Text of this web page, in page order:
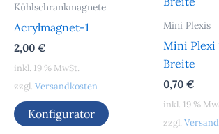
Kühlschrankmagnete
Acrylmagnet-1
2,00 €
inkl. 19 % MwSt.
zzgl. Versandkosten
Konfigurator
Mini Plexis
Mini Plexi
Breite
0,70 €
inkl. 19 %
zzgl.